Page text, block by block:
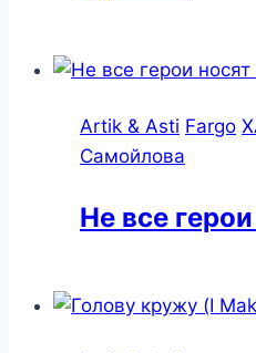
Artik & Asti Fargo
Самойлова
Не все